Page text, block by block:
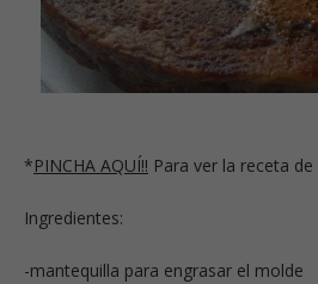
*PINCHA AQUÍ!! Para ver la receta de
Ingredientes:
-mantequilla para engrasar el molde